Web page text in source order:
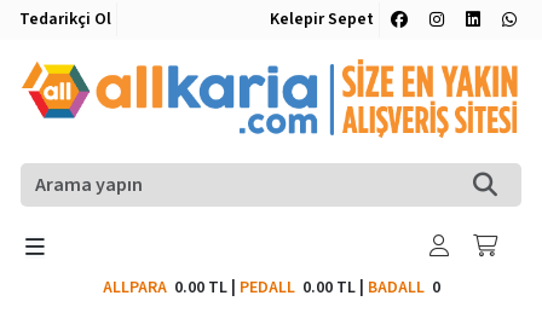
Tedarikçi Ol Kelepir Sepet
ALLPARA 0.00 TL| PEDALL 0.00 TL| BADALL0